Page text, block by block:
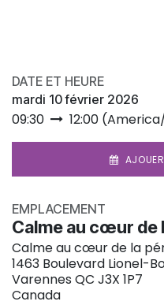
DATE ET HEURE
mardi 10 février 2026
09:30 12:00 (
EMPLACEMENT
Calme au cœur de
Calme au cœur de la
1463 Boulevard Lionel-
Varennes QC J3X 1P7
Canada